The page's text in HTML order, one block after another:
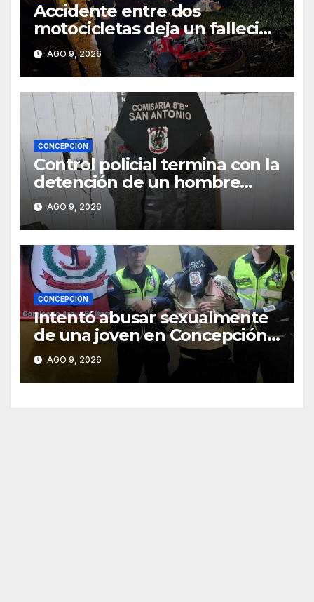
Accidente entre dos
motocicletas deja un fallecido
y dos heridos en Yby Yaú
AGO 9, 2026
CONCEPCIÓN
Control policial termina con la
detención de un hombre
requerido por la justicia
AGO 9, 2026
CONCEPCIÓN
Intentó abusar sexualmente
de una joven en Concepción y
fue aprehendido
AGO 9, 2026